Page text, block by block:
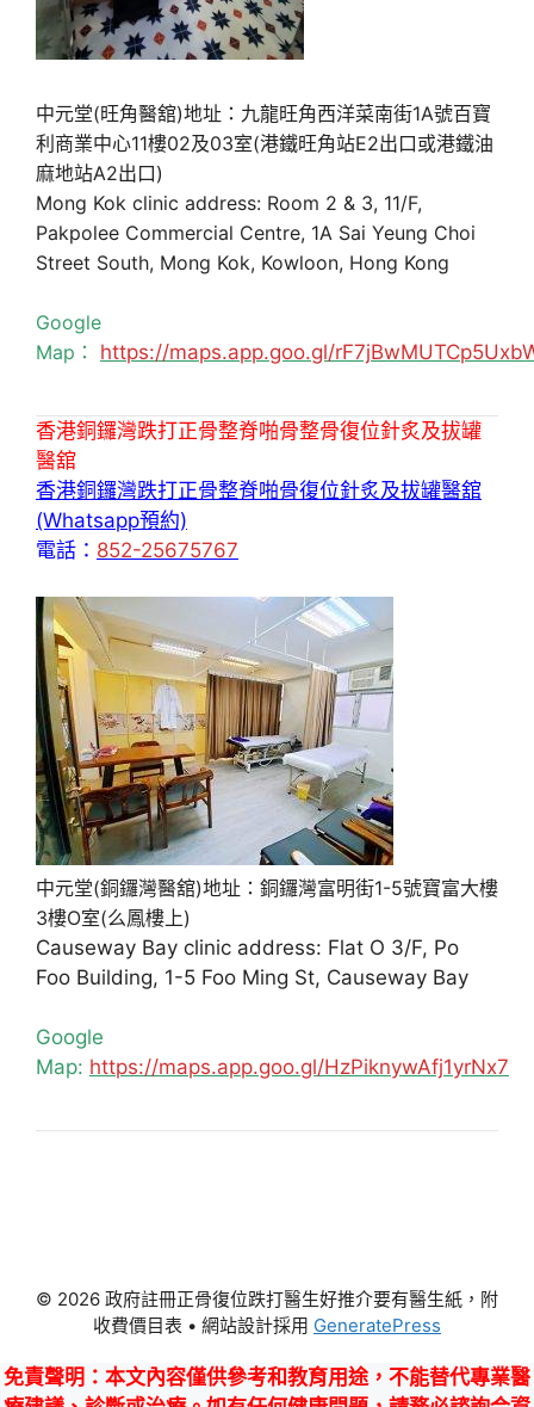
中元堂(旺角醫舘)地址：九龍旺角西洋菜南街1A號百寶
利商業中心11樓02及03室(港鐵旺角站E2出口或港鐵油
麻地站A2出口)
Mong Kok clinic address: Room 2 & 3, 11/F,
Pakpolee Commercial Centre, 1A Sai Yeung Choi
Street South, Mong Kok, Kowloon, Hong Kong
Google
Map： https://maps.app.goo.gl/
香港銅鑼灣跌打正骨整脊啪骨整骨復位針炙及拔罐
醫舘
香港銅鑼灣跌打正骨整脊啪骨復位針炙及拔罐醫舘
(Whatsapp預約)
電話： 852-25675767
中元堂(銅鑼灣醫舘)地址：銅鑼灣富明街1-5號寶富大樓
3樓O室(么鳳樓上)
Causeway Bay clinic address: Flat O 3/F, Po
Foo Building, 1-5 Foo Ming St, Causeway Bay
Google
Map: https://maps.app.goo.gl/HzPiknywAfj1yrNx7
© 2026 政府註冊正骨復位跌打醫生好推介要有醫生紙，附
收費價目表 • 網站設計採用 GeneratePress
免責聲明 ：本文內容僅供參考和教育用途，不能替代專業醫